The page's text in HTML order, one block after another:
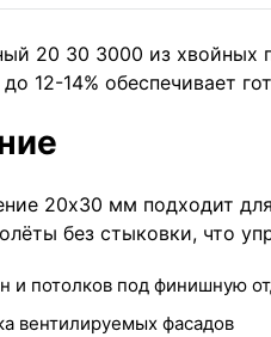
20 30 3000 из хвойных
12-14% обеспечивает
20х30 мм подходит
без стыковки, что
и потолков под финишную
вентилируемых фасадов